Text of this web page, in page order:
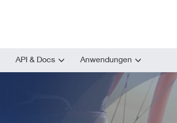
API & Docs Anwendungen